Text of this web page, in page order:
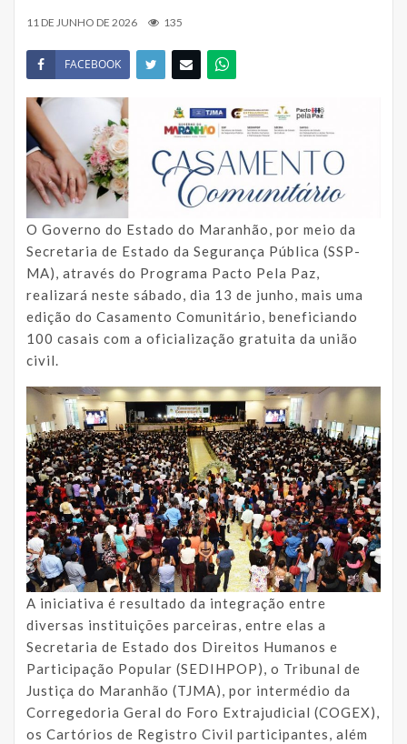
11 DE JUNHO DE 2026 135
FACEBOOK
O Governo do Estado do Maranhão, por meio da
Secretaria de Estado da Segurança Pública (SSP-
MA), através do Programa Pacto Pela Paz,
realizará neste sábado, dia 13 de junho, mais uma
edição do Casamento Comunitário, beneficiando
100 casais com a oficialização gratuita da união
civil.
A iniciativa é resultado da integração entre
diversas instituições parceiras, entre elas a
Secretaria de Estado dos Direitos Humanos e
Participação Popular (SEDIHPOP), o Tribunal de
Justiça do Maranhão (TJMA), por intermédio da
Corregedoria Geral do Foro Extrajudicial (COGEX),
os Cartórios de Registro Civil participantes, além